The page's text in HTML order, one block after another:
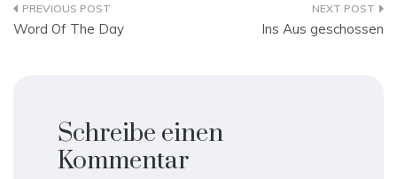
Beitragsnavigation
Word Of The Day Ins Aus geschossen
Schreibe einen
Kommentar